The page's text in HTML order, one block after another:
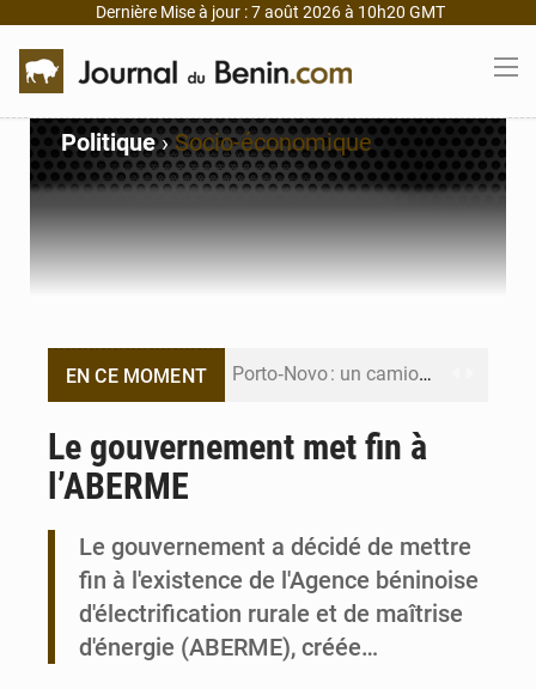
Dernière Mise à jour : 7 août 2026 à 10h20 GMT
Politique›Socio-économique
EN CE MOMENT Porto‑Novo : un camion de produits pétroliers embrase Avakpa
Bénin : Le CEG La Verdure de Ouèdo fait sa mue pour la rentrée
Le gouvernement met fin à
l’ABERME
Le gouvernement a décidé de mettre
fin à l'existence de l'Agence béninoise
d'électrification rurale et de maîtrise
d'énergie (ABERME), créée…